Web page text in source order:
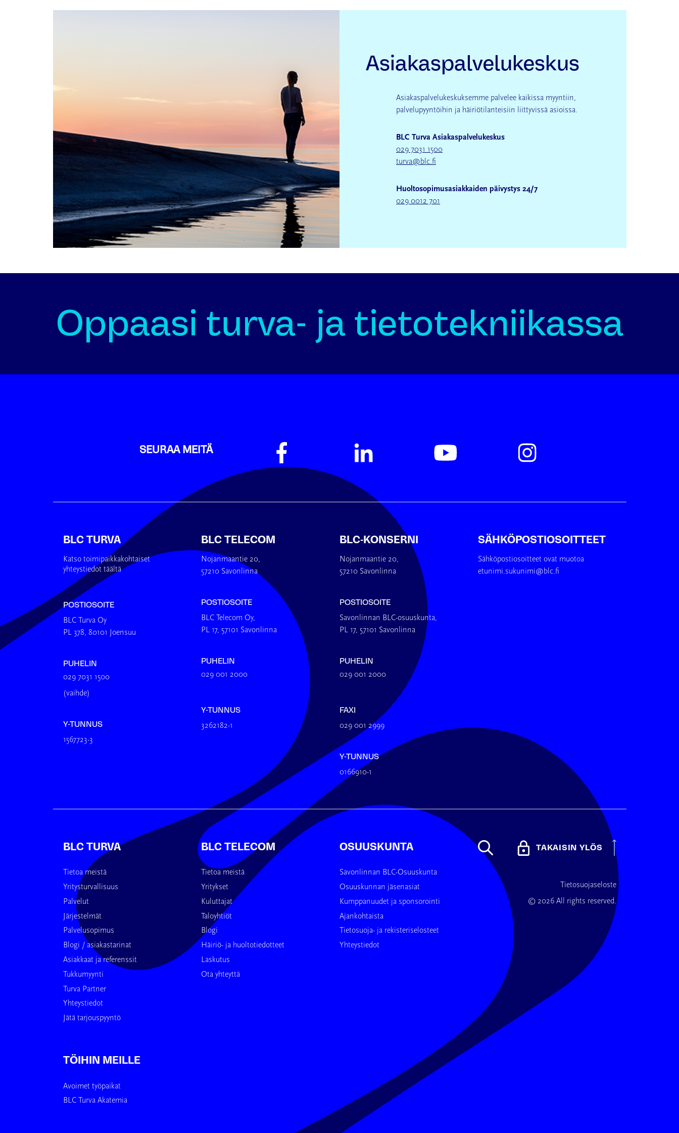
Asiakaspalvelukeskus
Asiakaspalvelukeskuksemme palvelee kaikissa myyntiin,
palvelupyyntöihin ja häiriötilanteisiin liittyvissä asioissa.
BLC Turva Asiakaspalvelukeskus
029 7031 1500
turva@blc.fi
Huoltosopimusasiakkaiden päivystys 24/7
029 0012 701
Oppaasi turva- ja tietotekniikassa
SEURAA MEITÄ
BLC TURVA
Katso toimipaikkakohtaiset
yhteystiedot täältä
POSTIOSOITE
BLC Turva Oy
PL 378, 80101 Joensuu
PUHELIN
029 7031 1500
(vaihde)
Y-TUNNUS
1567723-3
BLC TELECOM
Nojanmaantie 20,
57210 Savonlinna
POSTIOSOITE
BLC Telecom Oy,
PL 17, 57101 Savonlinna
PUHELIN
029 001 2000
Y-TUNNUS
3262182-1
BLC-KONSERNI
Nojanmaantie 20,
57210 Savonlinna
POSTIOSOITE
Savonlinnan BLC-osuuskunta,
PL 17, 57101 Savonlinna
PUHELIN
029 001 2000
FAXI
029 001 2999
Y-TUNNUS
0166910-1
SÄHKÖPOSTIOSOITTEET
Sähköpostiosoitteet ovat muotoa
etunimi.sukunimi@blc.fi
BLC TURVA
Tietoa meistä
Yritysturvallisuus
Palvelut
Järjestelmät
Palvelusopimus
Blogi / asiakastarinat
Asiakkaat ja referenssit
Tukkumyynti
Turva Partner
Yhteystiedot
Jätä tarjouspyyntö
BLC TELECOM
Tietoa meistä
Yritykset
Kuluttajat
Taloyhtiöt
Blogi
Häiriö- ja huoltotiedotteet
Laskutus
Ota yhteyttä
OSUUSKUNTA
Savonlinnan BLC-Osuuskunta
Osuuskunnan jäsenasiat
Kumppanuudet ja sponsorointi
Ajankohtaista
Tietosuoja- ja rekisteriselosteet
Yhteystiedot
TÖIHIN MEILLE
Avoimet työpaikat
BLC Turva Akatemia
TAKAISIN YLÖS
Tietosuojaseloste
© 2026 All rights reserved.